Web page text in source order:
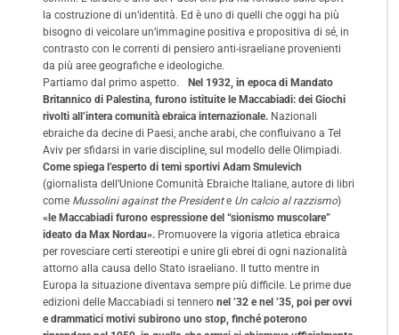
la costruzione di un’identità. Ed è uno di quelli che oggi ha più
bisogno di veicolare un’immagine positiva e propositiva di sé, in
contrasto con le correnti di pensiero anti-israeliane provenienti
da più aree geografiche e ideologiche.
Partiamo dal primo aspetto. Nel 1932, in epoca di Mandato
Britannico di Palestina, furono istituite le Maccabiadi: dei Giochi
rivolti all’intera comunità ebraica internazionale. Nazionali
ebraiche da decine di Paesi, anche arabi, che confluivano a Tel
Aviv per sfidarsi in varie discipline, sul modello delle Olimpiadi.
Come spiega l’esperto di temi sportivi Adam Smulevich
(giornalista dell’Unione Comunità Ebraiche Italiane, autore di libri
come Mussolini against the Presidente Un calcio al razzismo)
«le Maccabiadi furono espressione del “sionismo muscolare”
ideato da Max Nordau». Promuovere la vigoria atletica ebraica
per rovesciare certi stereotipi e unire gli ebrei di ogni nazionalità
attorno alla causa dello Stato israeliano. Il tutto mentre in
Europa la situazione diventava sempre più difficile. Le prime due
edizioni delle Maccabiadi si tennero nel ’32 e nel ’35, poi per ovvi
e drammatici motivi subirono uno stop, finché poterono